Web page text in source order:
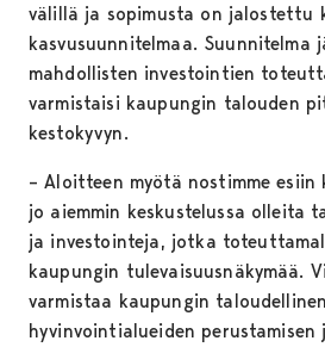
välillä ja sopimusta on jalostettu
kasvusuunnitelmaa.
mahdollisten investointien
varmistaisi kaupungin talouden
kestokyvyn.
– Aloitteen myötä nostimme
jo aiemmin keskustelussa olleita
ja investointeja, jotka
kaupungin tulevaisuusnäkymää.
varmistaa kaupungin
hyvinvointialueiden perustamisen